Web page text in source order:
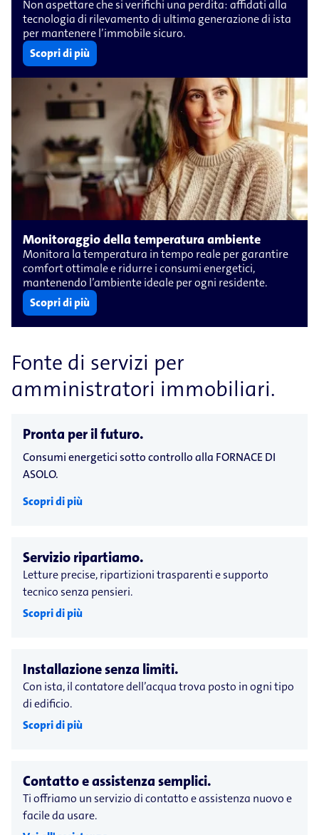
Non aspettare che si verifichi una perdita: affidati alla
tecnologia di rilevamento di ultima generazione di ista
per mantenere l’immobile sicuro.
Scopri di più
Monitoraggio della temperatura ambiente
Monitora la temperatura in tempo reale per garantire
comfort ottimale e ridurre i consumi energetici,
mantenendo l’ambiente ideale per ogni residente.
Scopri di più
Fonte di servizi per
amministratori immobiliari.
Pronta per il futuro.
Consumi energetici sotto controllo alla FORNACE DI
ASOLO.
Scopri di più
Servizio ripartiamo.
Letture precise, ripartizioni trasparenti e supporto
tecnico senza pensieri.
Scopri di più
Installazione senza limiti.
Con ista, il contatore dell’acqua trova posto in ogni tipo
di edificio.
Scopri di più
Contatto e assistenza semplici.
Ti offriamo un servizio di contatto e assistenza nuovo e
facile da usare.